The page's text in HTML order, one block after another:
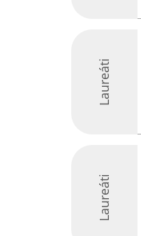
Laureáti
Laureáti